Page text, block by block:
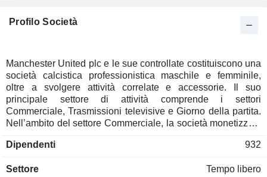
Profilo Società
Manchester United plc e le sue controllate costituiscono una
società calcistica professionistica maschile e femminile,
oltre a svolgere attività correlate e accessorie. Il suo
principale settore di attività comprende i settori
Commerciale, Trasmissioni televisive e Giorno della partita.
Nell’ambito del settore Commerciale, la società monetizza il
sponsorizzazioni e vendita al dettaglio, merchandising,
distribuzione di contenuti calcistici in diretta sia direttamente,
Dipendenti 932
Settore Tempo libero